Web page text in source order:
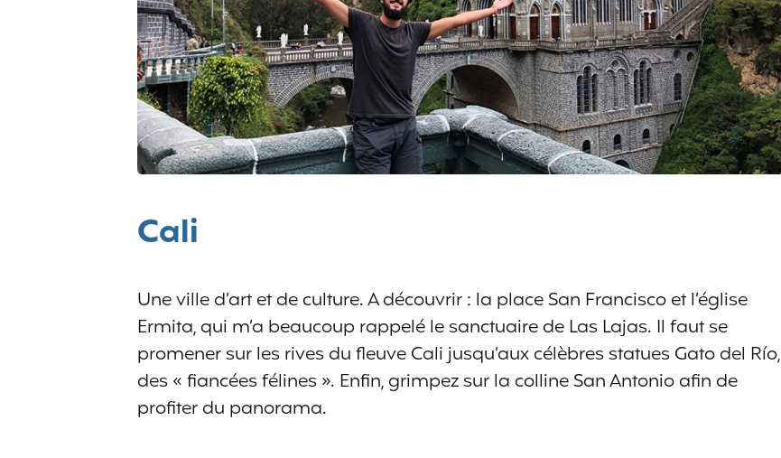
Cali
Une ville d’art et de culture. A découvrir : la place San Francisco et l’église
Ermita, qui m’a beaucoup rappelé le sanctuaire de Las Lajas. Il faut se
promener sur les rives du fleuve Cali jusqu’aux célèbres statues Gato del Río,
des « fiancées félines ». Enfin, grimpez sur la colline San Antonio afin de
profiter du panorama.